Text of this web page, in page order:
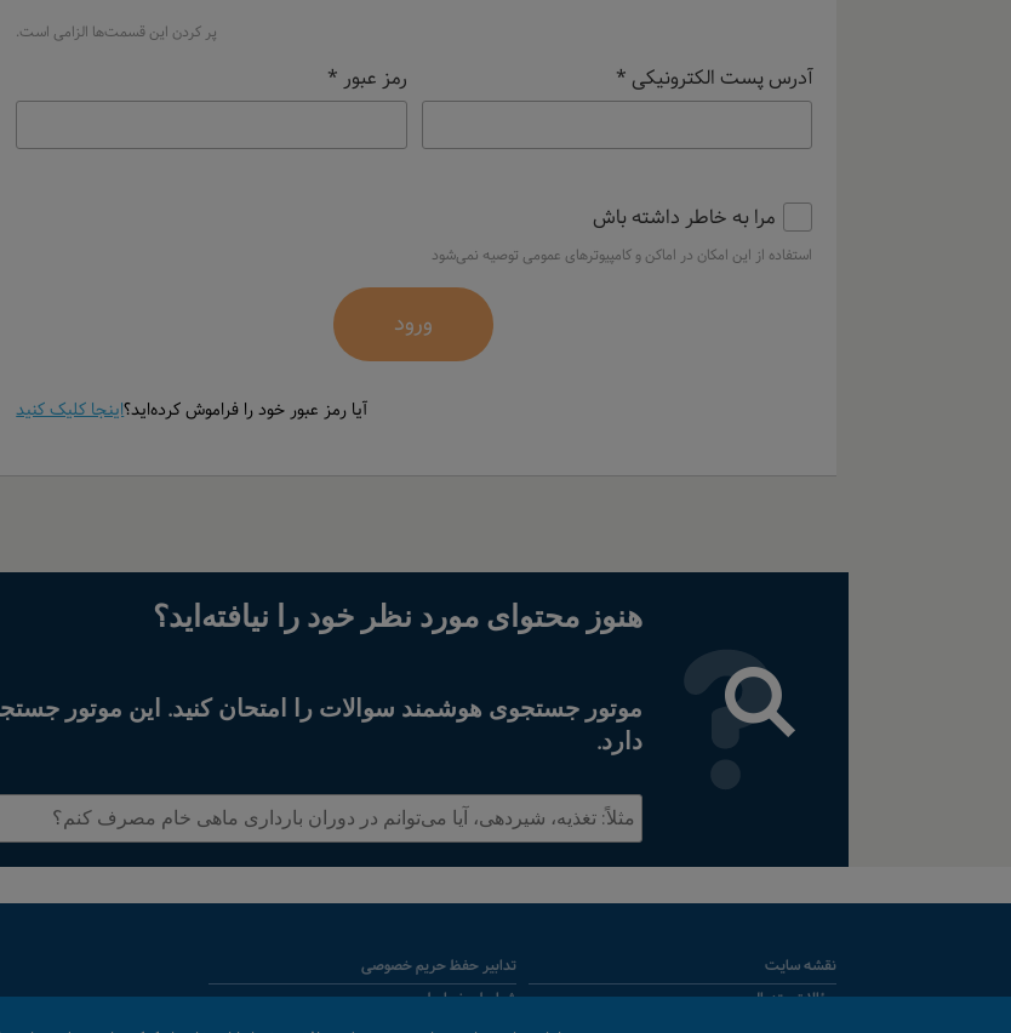
پر کردن این قسمت‌ها الزامی است.
آدرس پست الکترونیکی * رمز عبور *
مرا به خاطر داشته باش
استفاده از این امکان در اماکن و کامپیوترهای عمومی توصیه نمی‌شود
آیا رمز عبور خود را فراموش کرده‌اید؟اینجا کلیک کنید
هنوز محتوای مورد نظر خود را نیافته‌اید؟
موتور جستجوی هوشمند سوالات را امتحان کنید. این موتور
دارد.
جستجو
نقشه سایت
تدابیر حفظ حریم خصوصی
سؤالات متدوال
شرایط و ضوابط